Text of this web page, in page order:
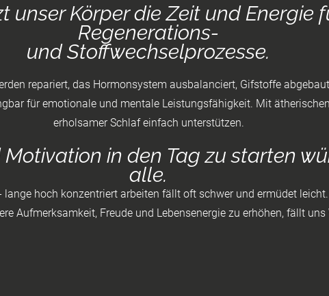
unser Körper die Zeit und Energie
Regenerations-
und Stoffwechselprozesse.
repariert, das Hormonsystem ausbalanciert, Gifstoffe
für emotionale und mentale Leistungsfähigkeit. ​Mit
erholsamer Schlaf einfach unterstützen.
Motivation in den Tag zu starten
alle.
lange hoch konzentriert arbeiten fällt oft schwer und ermüdet
Aufmerksamkeit, Freude und Lebensenergie zu erhöhen, fällt uns